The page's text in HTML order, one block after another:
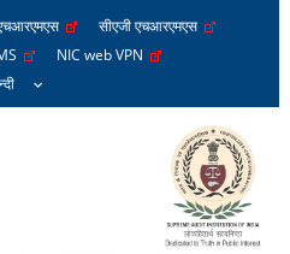
सीएजी एचआरएमएस
NIC web VPN